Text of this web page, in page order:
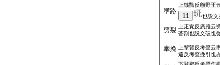
壍路
上韱豔反顧野王
11 也説文
劈裂
上疋覔反廣雅云
蒼剖也説文破也
牽挽
上挈賢反考聲云
遠反考聲挽引也